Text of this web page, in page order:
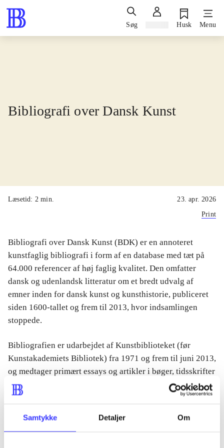
Samtykke Detaljer Om
Søg Husk Menu
Bibliografi over Dansk Kunst
Læsetid: 2 min.
23. apr. 2026
Print
Bibliografi over Dansk Kunst (BDK) er en annoteret
kunstfaglig bibliografi i form af en database med tæt på
64.000 referencer af høj faglig kvalitet. Den omfatter
dansk og udenlandsk litteratur om et bredt udvalg af
emner inden for dansk kunst og kunsthistorie, publiceret
siden 1600-tallet og frem til 2013, hvor indsamlingen
stoppede.
Bibliografien er udarbejdet af Kunstbiblioteket (før
Kunstakademiets Bibliotek) fra 1971 og frem til juni 2013,
og medtager primært essays og artikler i bøger, tidsskrifter
og kataloger, og i mindre grad hele bøger (ca. 10.000
poster). Emnemæssigt dækker bibliografien dansk
og i mindre grad dansk design og kunsthåndværk, ligesom